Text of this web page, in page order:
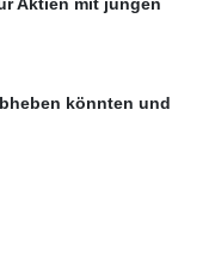
könnten und